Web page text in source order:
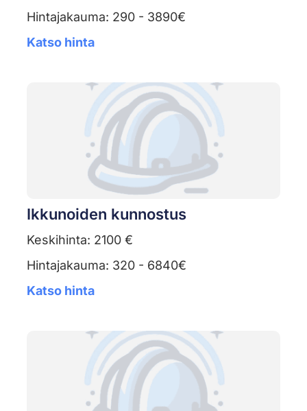
Hintajakauma: 290 - 3890€
Katso hinta
Ikkunoiden kunnostus
Keskihinta: 2100 €
Hintajakauma: 320 - 6840€
Katso hinta